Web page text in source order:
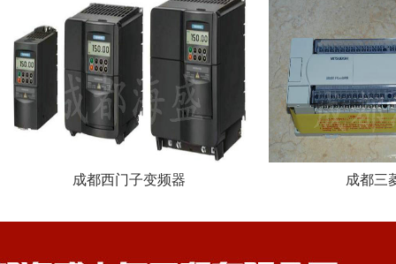
成都西门子变频器 成都三